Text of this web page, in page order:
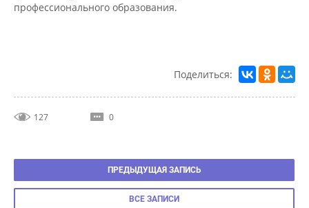
ВСЕ ЗАПИСИ
СЛЕДУЮЩАЯ ЗАПИСЬ